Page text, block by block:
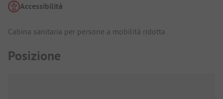
Accessibilità
Cabina sanitaria per persone a mobilità ridotta
Posizione